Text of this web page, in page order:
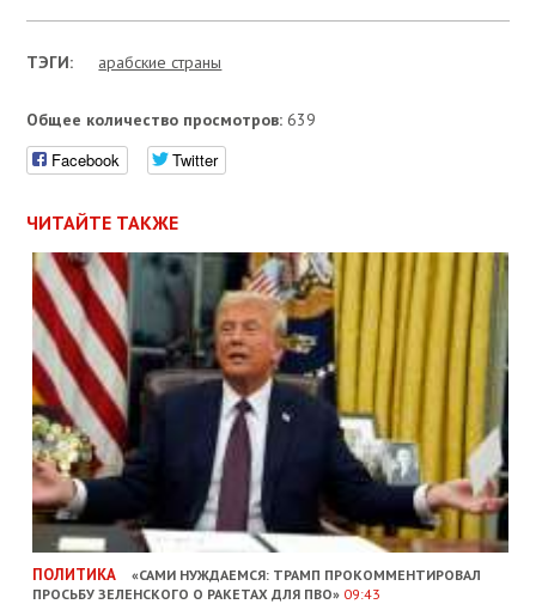
ТЭГИ: арабские страны
Общее количество просмотров: 639
Facebook Twitter
ЧИТАЙТЕ ТАКЖЕ
ПОЛИТИКА
«САМИ НУЖДАЕМСЯ: ТРАМП ПРОКОММЕНТИРОВАЛ
ПРОСЬБУ ЗЕЛЕНСКОГО О РАКЕТАХ ДЛЯ ПВО» 09:43